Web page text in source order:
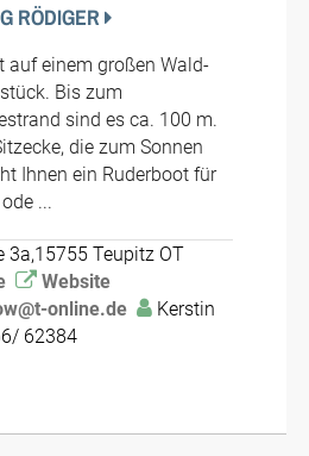
RÖDIGER
auf einem großen Wald-
Bis zum
sind es ca. 100 m.
die zum Sonnen
Ihnen ein Ruderboot für
...
3a,15755 Teupitz OT
Website
online.de
Kerstin
62384